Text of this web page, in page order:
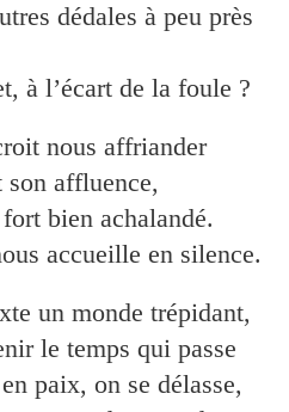
dédales à peu près
à l’écart de la foule ?
nous affriander
affluence,
bien achalandé.
accueille en silence.
un monde trépidant,
le temps qui passe
paix, on se délasse,